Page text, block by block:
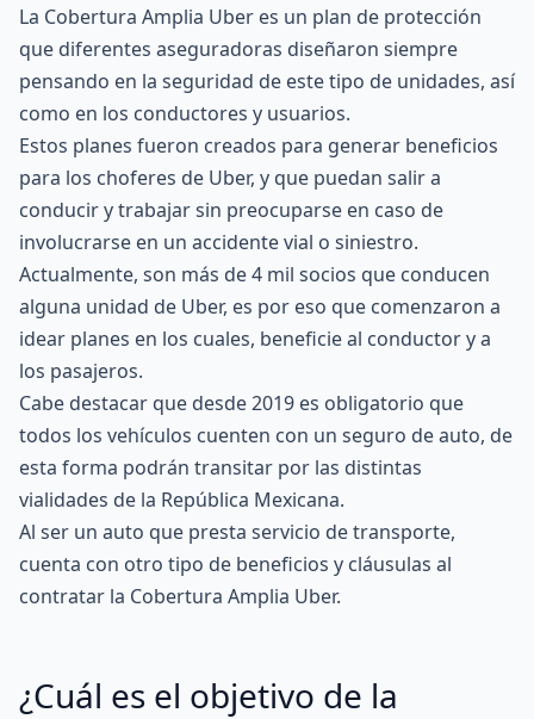
La Cobertura Amplia Uber es un plan de protección
que diferentes aseguradoras diseñaron siempre
pensando en la seguridad de este tipo de unidades, así
como en los conductores y usuarios.
Estos planes fueron creados para generar beneficios
para los choferes de Uber, y que puedan salir a
conducir y trabajar sin preocuparse en caso de
involucrarse en un accidente vial o siniestro.
Actualmente, son más de 4 mil socios que conducen
alguna unidad de Uber, es por eso que comenzaron a
idear planes en los cuales, beneficie al conductor y a
los pasajeros.
Cabe destacar que desde 2019 es obligatorio que
todos los vehículos cuenten con un seguro de auto, de
esta forma podrán transitar por las distintas
vialidades de la República Mexicana.
Al ser un auto que presta servicio de transporte,
cuenta con otro tipo de beneficios y cláusulas al
contratar la Cobertura Amplia Uber.
¿Cuál es el objetivo de la